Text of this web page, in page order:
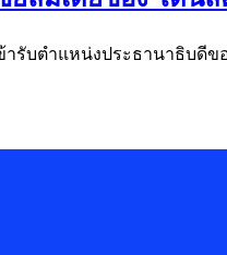
รับตำแหน่งประธานาธิบดี